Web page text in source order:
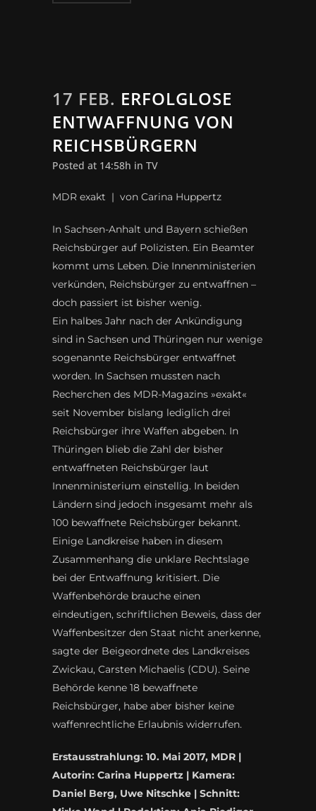
17 FEB. ERFOLGLOSE
ENTWAFFNUNG VON
REICHSBÜRGERN
Posted at 14:58h in TV
MDR exakt | von Carina Huppertz
In Sachsen-Anhalt und Bayern schießen
Reichsbürger auf Polizisten. Ein Beamter
kommt ums Leben. Die Innenministerien
verkünden, Reichsbürger zu entwaffnen –
doch passiert ist bisher wenig.
Ein halbes Jahr nach der Ankündigung
sind in Sachsen und Thüringen nur wenige
sogenannte Reichsbürger entwaffnet
worden. In Sachsen mussten nach
Recherchen des MDR-Magazins »exakt«
seit November bislang lediglich drei
Reichsbürger ihre Waffen abgeben. In
Thüringen blieb die Zahl der bisher
entwaffneten Reichsbürger laut
Innenministerium einstellig. In beiden
Ländern sind jedoch insgesamt mehr als
100 bewaffnete Reichsbürger bekannt.
Einige Landkreise haben in diesem
Zusammenhang die unklare Rechtslage
bei der Entwaffnung kritisiert. Die
Waffenbehörde brauche einen
eindeutigen, schriftlichen Beweis, dass der
Waffenbesitzer den Staat nicht anerkenne,
sagte der Beigeordnete des Landkreises
Zwickau, Carsten Michaelis (CDU). Seine
Behörde kenne 18 bewaffnete
Reichsbürger, habe aber bisher keine
waffenrechtliche Erlaubnis widerrufen.
Erstausstrahlung: 10. Mai 2017, MDR |
Autorin: Carina Huppertz | Kamera:
Daniel Berg, Uwe Nitschke | Schnitt: